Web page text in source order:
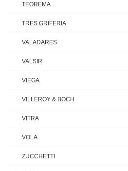
TEOREMA
TRES GRIFERIA
VALADARES
VALSIR
VIEGA
VILLEROY & BOCH
VITRA
VOLA
ZUCCHETTI